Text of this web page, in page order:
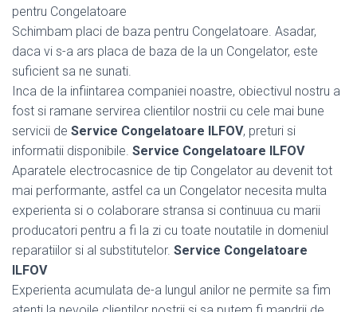
pentru Congelatoare
Schimbam placi de baza pentru Congelatoare. Asadar,
daca vi s-a ars placa de baza de la un Congelator, este
suficient sa ne sunati.
Inca de la infiintarea companiei noastre, obiectivul nostru a
fost si ramane servirea clientilor nostrii cu cele mai bune
servicii de Service Congelatoare ILFOV, preturi si
informatii disponibile. Service Congelatoare ILFOV
Aparatele electrocasnice de tip Congelator au devenit tot
mai performante, astfel ca un Congelator necesita multa
experienta si o colaborare stransa si continuua cu marii
producatori pentru a fi la zi cu toate noutatile in domeniul
reparatiilor si al substitutelor. Service Congelatoare
ILFOV
Experienta acumulata de-a lungul anilor ne permite sa fim